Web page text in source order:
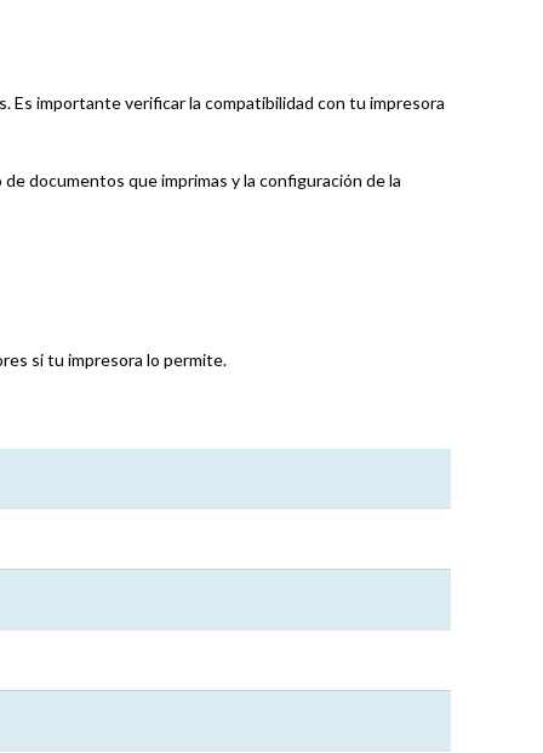
Es importante verificar la compatibilidad con tu impresora
documentos que imprimas y la configuración de la
si tu impresora lo permite.